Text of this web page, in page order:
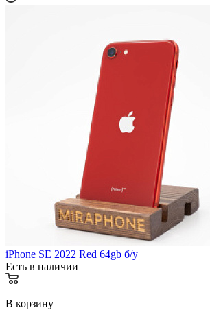
iPhone SE 2022 Red 64gb б/у
Есть в наличии
В корзину